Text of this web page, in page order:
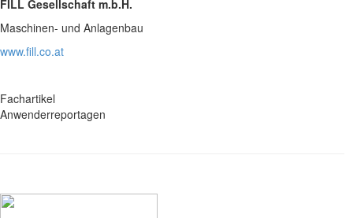
FILL Gesellschaft m.b.H.
Maschinen- und Anlagenbau
www.fill.co.at
Fachartikel
Anwenderreportagen